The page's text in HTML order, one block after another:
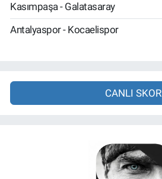
Kasımpaşa - Galatasaray
Antalyaspor - Kocaelispor
CANLI SKOR